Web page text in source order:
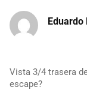
Eduardo
Vista 3/4 trasera
escape?